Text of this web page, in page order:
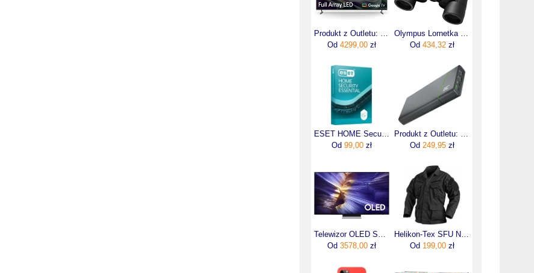
Od 4299,00 zł
Od 434,32zł
Od 99,00 zł
Od 249,95zł
Od 3578,00 zł
Od 199,00zł